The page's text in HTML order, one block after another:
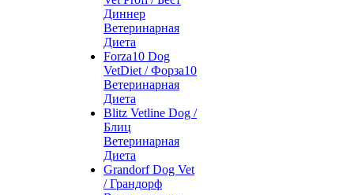
Диннер
Ветеринарная
Диета
Forza10 Dog
VetDiet / Форза10
Ветеринарная
Диета
Blitz Vetline Dog /
Блиц
Ветеринарная
Диета
Grandorf Dog Vet
/ Грандорф